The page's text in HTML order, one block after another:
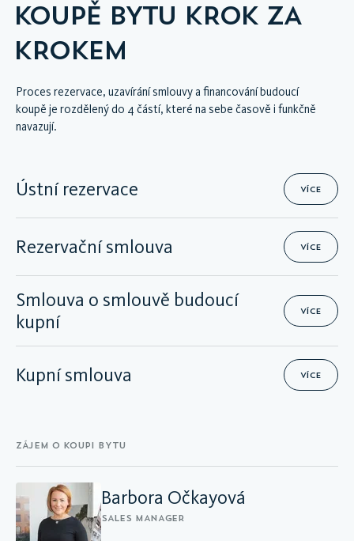
KOUPĚ BYTU KROK ZA
KROKEM
Proces rezervace, uzavírání smlouvy a financování budoucí
koupě je rozdělený do 4 částí, které na sebe časově i funkčně
navazují.
Ústní rezervace VÍCE
Rezervační smlouva VÍCE
Smlouva o smlouvě budoucí
kupní
VÍCE
Kupní smlouva VÍCE
ZÁJEM O KOUPI BYTU
Barbora Očkayová
SALES MANAGER